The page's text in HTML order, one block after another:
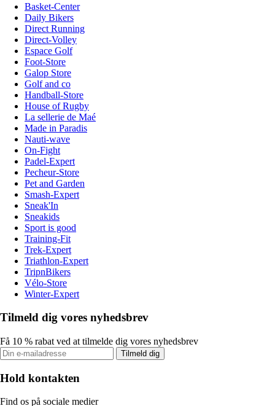
Basket-Center
Daily Bikers
Direct Running
Direct-Volley
Espace Golf
Foot-Store
Galop Store
Golf and co
Handball-Store
House of Rugby
La sellerie de Maé
Made in Paradis
Nauti-wave
On-Fight
Padel-Expert
Pecheur-Store
Pet and Garden
Smash-Expert
Sneak'In
Sneakids
Sport is good
Training-Fit
Trek-Expert
Triathlon-Expert
TripnBikers
Vélo-Store
Winter-Expert
Tilmeld dig vores nyhedsbrev
Få 10 % rabat ved at tilmelde dig vores nyhedsbrev
Tilmeld dig
Hold kontakten
Find os på sociale medier